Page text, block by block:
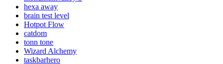
hexa away
brain test level
Hotpot Flow
catdom
tonn tone
Wizard Alchemy
taskbarhero